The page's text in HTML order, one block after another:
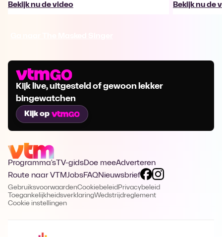
Bekijk nu de video Bekijk nu de
Kijk live, uitgesteld of gewoon lekker
bingewatchen
Kijk op
Programma's TV-gidsDoe meeAdverteren
Route naar VTMJobsFAQNieuwsbrief
GebruiksvoorwaardenCookiebeleid Privacybeleid
ToegankelijkheidsverklaringWedstrijdreglement
Cookie instellingen